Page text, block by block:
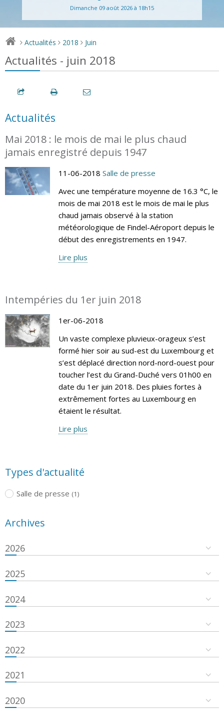
Dimanche 09 août 2026 à 18h15
> Actualités > 2018 > Juin
Actualités - juin 2018
Actualités
Mai 2018 : le mois de mai le plus chaud
jamais enregistré depuis 1947
11-06-2018 Salle de presse
Avec une température moyenne de 16.3 °C, le
mois de mai 2018 est le mois de mai le plus
chaud jamais observé à la station
météorologique de Findel-Aéroport depuis le
début des enregistrements en 1947.
Lire plus
Intempéries du 1er juin 2018
1er-06-2018
Un vaste complexe pluvieux-orageux s’est
formé hier soir au sud-est du Luxembourg et
s’est déplacé direction nord-nord-ouest pour
toucher l’est du Grand-Duché vers 01h00 en
date du 1er juin 2018. Des pluies fortes à
extrêmement fortes au Luxembourg en
étaient le résultat.
Lire plus
Types d'actualité
Salle de presse (1)
Archives
2026
2025
2024
2023
2022
2021
2020